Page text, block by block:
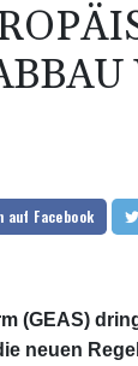
auf Facebook
(GEAS)
neuen